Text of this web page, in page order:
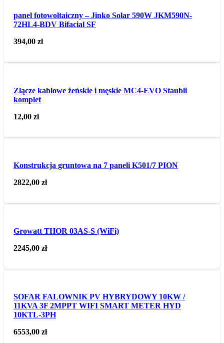
panel fotowoltaiczny – Jinko Solar 590W JKM590N-
72HL4-BDV Bifacial SF
394,00zł
Złącze kablowe żeńskie i męskie MC4-EVO Staubli
komplet
12,00zł
Konstrukcja gruntowa na 7 paneli K501/7 PION
2822,00zł
Growatt THOR 03AS-S (WiFi)
2245,00zł
SOFAR FALOWNIK PV HYBRYDOWY 10KW /
11KVA 3F 2MPPT WIFI SMART METER HYD
10KTL-3PH
6553,00zł